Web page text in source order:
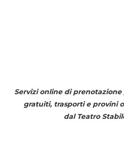
Servizi online di
gratuiti, trasporti e provini
dal Teatro